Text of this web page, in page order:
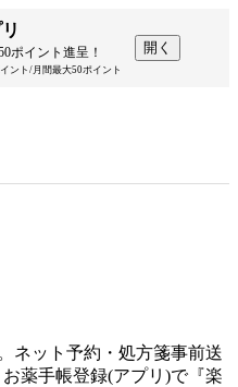
ポイント進呈！
ント/月間最大50ポイント
開く
ネット予約・処方箋事前送
薬手帳登録(アプリ)で『楽